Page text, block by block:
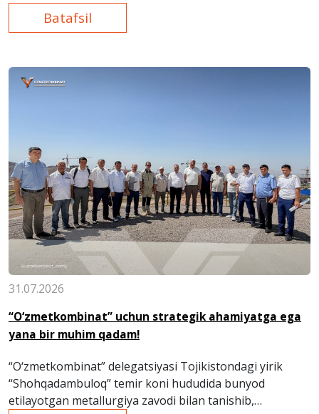
Batafsil
31.07.2026
“O‘zmetkombinat” uchun strategik ahamiyatga ega
yana bir muhim qadam!
“O‘zmetkombinat” delegatsiyasi Tojikistondagi yirik
“Shohqadambuloq” temir koni hududida bunyod
etilayotgan metallurgiya zavodi bilan tanishib,